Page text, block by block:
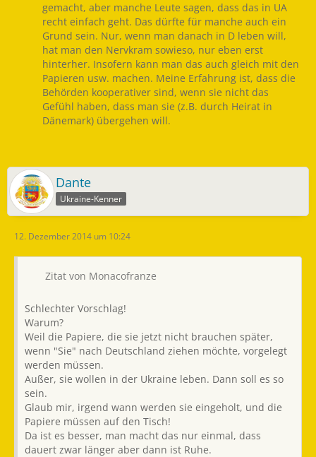
gemacht, aber manche Leute sagen, dass das in UA
recht einfach geht. Das dürfte für manche auch ein
Grund sein. Nur, wenn man danach in D leben will,
hat man den Nervkram sowieso, nur eben erst
hinterher. Insofern kann man das auch gleich mit den
Papieren usw. machen. Meine Erfahrung ist, dass die
Behörden kooperativer sind, wenn sie nicht das
Gefühl haben, dass man sie (z.B. durch Heirat in
Dänemark) übergehen will.
Dante
Ukraine-Kenner
12. Dezember 2014 um 10:24
Zitat von Monacofranze
Schlechter Vorschlag!
Warum?
Weil die Papiere, die sie jetzt nicht brauchen später,
wenn "Sie" nach Deutschland ziehen möchte, vorgelegt
werden müssen.
Außer, sie wollen in der Ukraine leben. Dann soll es so
sein.
Glaub mir, irgend wann werden sie eingeholt, und die
Papiere müssen auf den Tisch!
Da ist es besser, man macht das nur einmal, dass
dauert zwar länger aber dann ist Ruhe.